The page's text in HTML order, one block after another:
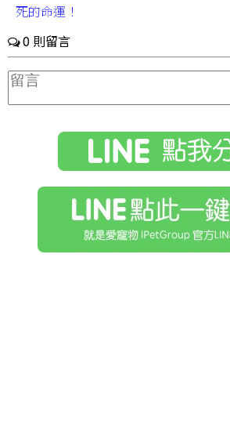
死的命運！